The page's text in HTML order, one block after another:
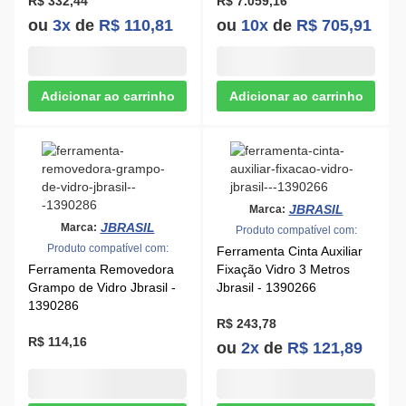
ou 3x de R$ 110,81 ou 10x de R$ 705,91
Marca: JBRASIL
Produto compatível com:
Ferramenta Removedora
Grampo de Vidro Jbrasil -
1390286
R$ 114,16
Marca: JBRASIL
Produto compatível com:
Ferramenta Cinta Auxiliar
Fixação Vidro 3 Metros
Jbrasil - 1390266
R$ 243,78
ou 2x de R$ 121,89